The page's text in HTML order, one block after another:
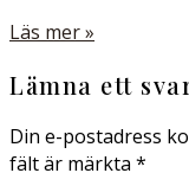
Läs mer »
Lämna ett
Din e-postadress
fält är märkta *